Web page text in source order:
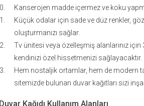
Kanserojen madde içermez ve koku
Küçük odalar için sade ve düz renkler,
oluşturmanızı sağlar.
Tv ünitesi veya özelleşmiş alanlarınız
kendinizi özel hissetmenizi sağlayacaktır.
Hem nostaljik ortamlar, hem de modern
sitemizde bulunan duvar kağıtları sizi
Duvar Kağıdı Kullanım Alanları